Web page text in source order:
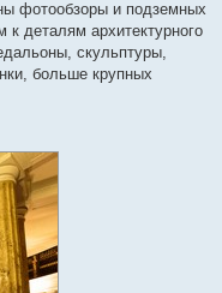
фотообзоры и подземных
деталям архитектурного
скульптуры,
больше крупных